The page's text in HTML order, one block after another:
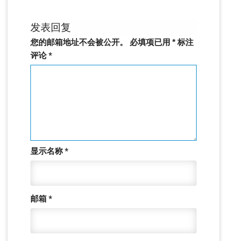
发表回复
您的邮箱地址不会被公开。 必填项已用 * 标注
评论*
显示名称*
邮箱 *